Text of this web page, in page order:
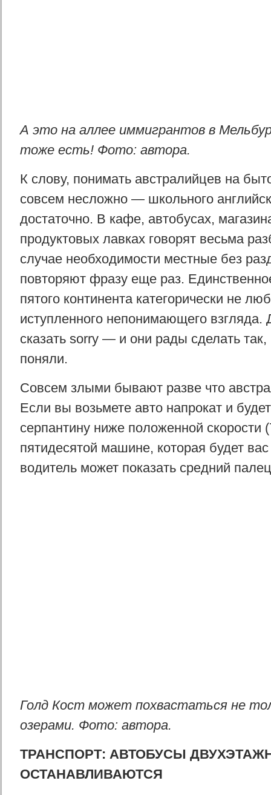
А это на аллее иммигрантов в
тоже есть! Фото: автора.
К слову, понимать австралийцев на
совсем несложно — школьного
достаточно. В кафе, автобусах,
продуктовых лавках говорят весьма
случае необходимости местные без
повторяют фразу еще раз.
пятого континента категорически не
иступленного непонимающего взгляда.
сказать sorry — и они рады сделать
поняли.
Совсем злыми бывают разве что
Если вы возьмете авто напрокат и
серпантину ниже положенной скорости
пятидесятой машине, которая будет
водитель может показать средний
Голд Кост может похвастаться не
озерами. Фото: автора.
ТРАНСПОРТ: АВТОБУСЫ
ОСТАНАВЛИВАЮТСЯ